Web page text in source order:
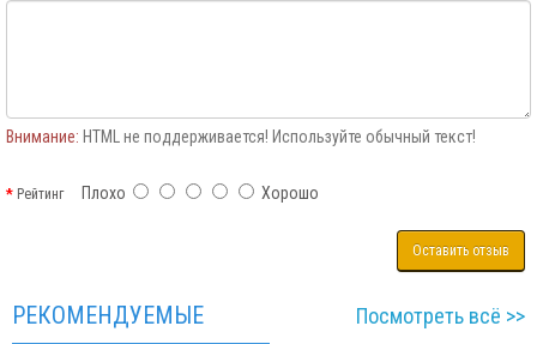
Внимание: HTML не поддерживается! Используйте обычный текст!
РейтингПлохо Хорошо
Оставить отзыв
РЕКОМЕНДУЕМЫЕ Посмотреть всё >>